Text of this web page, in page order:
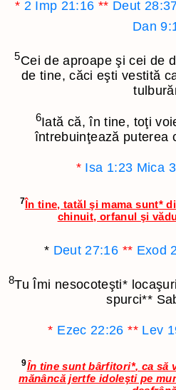
* 2 Imp 21:16 ** Deut
Dan
5Cei de aproape şi cei de
de tine, căci eşti vestită
6Iată că, în tine, toţi
întrebuinţează puterea
* Isa 1:23 Mica
7În tine, tatăl şi mama sunt*
chinuit, orfanul şi
* Deut 27:16 ** Exod
8Tu Îmi nesocoteşti*
spurci**
* Ezec 22:26 ** Lev
9În tine sunt bârfitori*, ca să
mănâncă jertfe idoleşti pe